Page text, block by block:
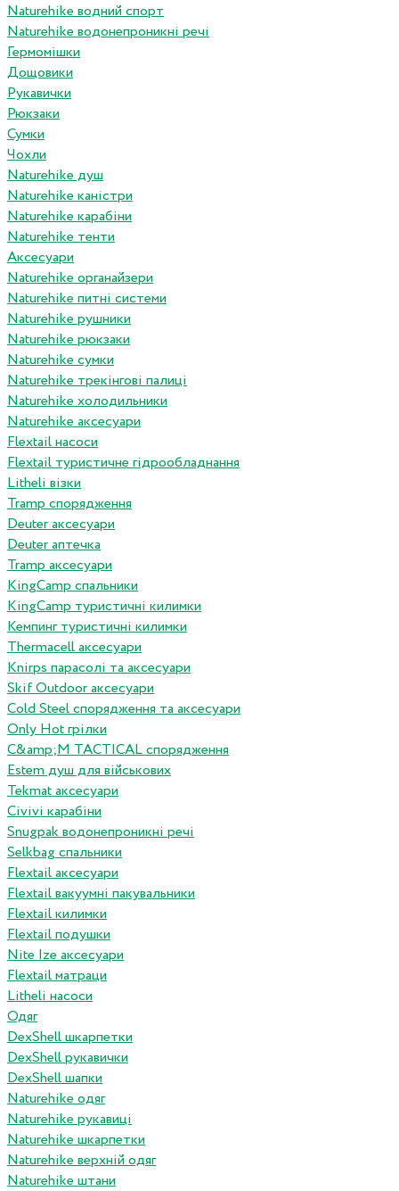
Naturehike водний спорт
Naturehike водонепроникні речі
Гермомішки
Дощовики
Рукавички
Рюкзаки
Сумки
Чохли
Naturehike душ
Naturehike каністри
Naturehike карабіни
Naturehike тенти
Аксесуари
Naturehike органайзери
Naturehike питні системи
Naturehike рушники
Naturehike рюкзаки
Naturehike сумки
Naturehike трекінгові палиці
Naturehike холодильники
Naturehike аксесуари
Flextail насоси
Flextail туристичне гідрообладнання
Litheli візки
Tramp спорядження
Deuter аксесуари
Deuter аптечка
Tramp аксесуари
KingCamp спальники
KingCamp туристичні килимки
Кемпинг туристичні килимки
Thermacell аксесуари
Knirps парасолі та аксесуари
Skif Outdoor аксесуари
Cold Steel спорядження та аксесуари
Only Hot грілки
C&amp;M TACTICAL спорядження
Estem душ для військових
Tekmat аксесуари
Сivivi карабіни
Snugpak водонепроникні речі
Selkbag спальники
Flextail аксесуари
Flextail вакуумні пакувальники
Flextail килимки
Flextail подушки
Nite Ize аксесуари
Flextail матраци
Litheli насоси
Одяг
DexShell шкарпетки
DexShell рукавички
DexShell шапки
Naturehike одяг
Naturehike рукавиці
Naturehike шкарпетки
Naturehike верхній одяг
Naturehike штани